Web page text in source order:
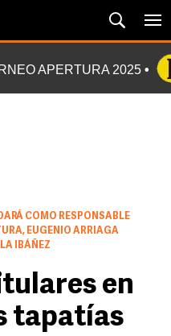
APERTURA 2025
COMO RESPONSABLE
EUGENIO ARRIAGA
IBÁÑEZ
en
tapatías